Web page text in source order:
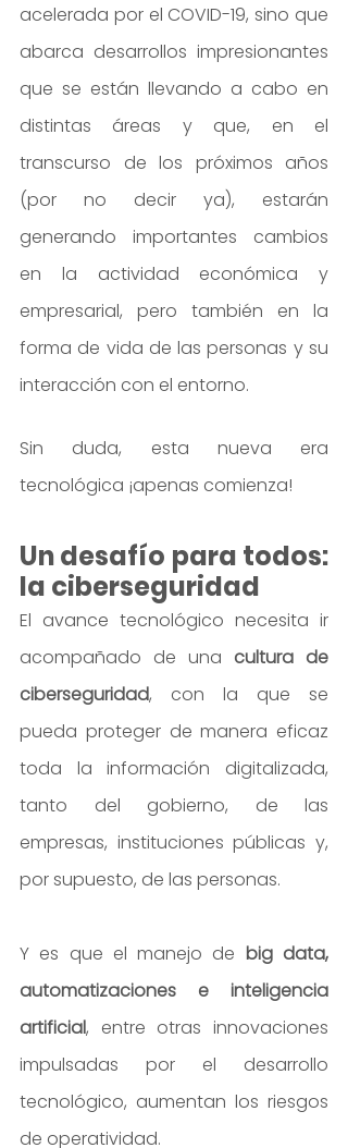
acelerada por el COVID-19, sino que
abarca desarrollos impresionantes
que se están llevando a cabo en
distintas áreas y que, en el
transcurso de los próximos años
(por no decir ya), estarán
generando importantes cambios
en la actividad económica y
empresarial, pero también en la
forma de vida de las personas y su
interacción con el entorno.
Sin duda, esta nueva era
tecnológica ¡apenas comienza!
Un desafío para todos:
la ciberseguridad
El avance tecnológico necesita ir
acompañado de una cultura de
ciberseguridad, con la que se
pueda proteger de manera eficaz
toda la información digitalizada,
tanto del gobierno, de las
empresas, instituciones públicas y,
por supuesto, de las personas.
Y es que el manejo de big data,
automatizaciones e inteligencia
artificial, entre otras innovaciones
impulsadas por el desarrollo
tecnológico, aumentan los riesgos
de operatividad.